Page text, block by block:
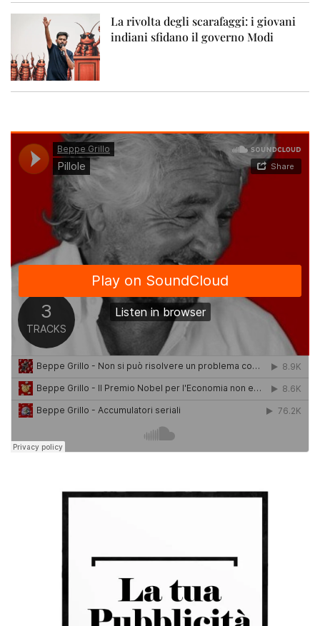
La rivolta degli scarafaggi: i giovani
indiani sfidano il governo Modi